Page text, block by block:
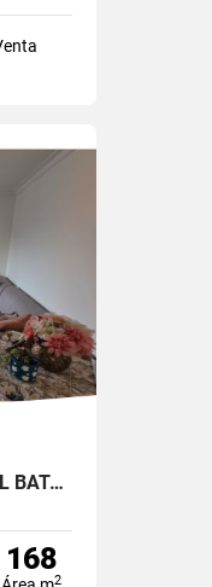
APARTAMENTO EN VENTA DÚPLEX EL BATÁN
168
2